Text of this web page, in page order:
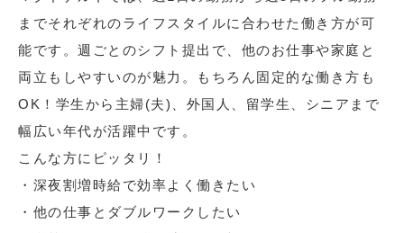
までそれぞれのライフスタイルに合わせた働き方が可
能です。週ごとのシフト提出で、他のお仕事や家庭と
両立もしやすいのが魅力。もちろん固定的な働き方も
OK！学生から主婦(夫)、外国人、留学生、シニアまで
幅広い年代が活躍中です。
こんな方にピッタリ！
・深夜割増時給で効率よく働きたい
・他の仕事とダブルワークしたい